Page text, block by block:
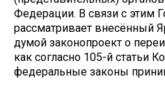
Федерации. В связи с этим
рассматривает внесённый
думой законопроект о
как согласно 105-й статьи
федеральные законы